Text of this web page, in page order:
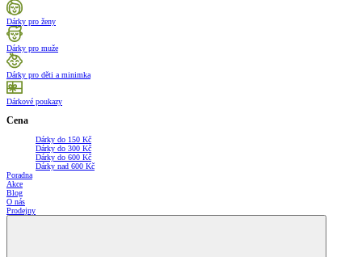
Dárky pro ženy
Dárky pro muže
Dárky pro děti a minimka
Dárkové poukazy
Cena
Dárky do 150 Kč
Dárky do 300 Kč
Dárky do 600 Kč
Dárky nad 600 Kč
Poradna
Akce
Blog
O nás
Prodejny